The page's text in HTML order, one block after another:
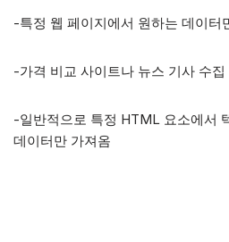
-특정 웹 페이지에서 원하는 데이터
-가격 비교 사이트나 뉴스 기사 수집
-일반적으로 특정 HTML 요소에서
데이터만 가져옴